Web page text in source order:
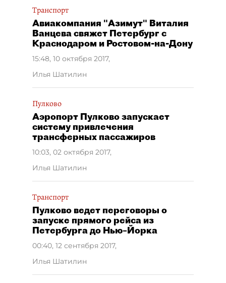
Транспорт
Авиакомпания "Азимут" Виталия
Ванцева свяжет Петербург с
Краснодаром и Ростовом-на-Дону
15:48, 10 октября 2017,
Илья Шатилин
Пулково
Аэропорт Пулково запускает
систему привлечения
трансферных пассажиров
10:03, 02 октября 2017,
Илья Шатилин
Транспорт
Пулково ведет переговоры о
запуске прямого рейса из
Петербурга до Нью–Йорка
00:40, 12 сентября 2017,
Илья Шатилин